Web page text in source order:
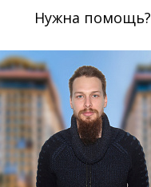
Нужна помощь?